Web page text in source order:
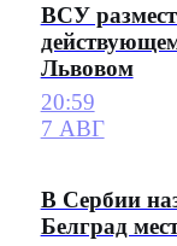
ВСУ
Львовом
20:59
7 АВГ
В Сербии
Белград